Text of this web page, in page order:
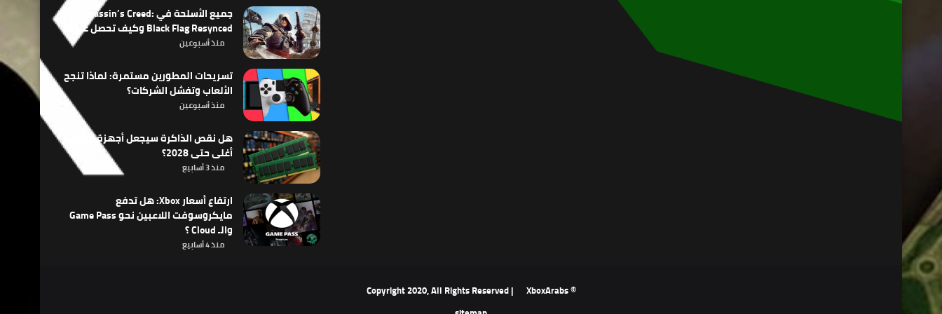
جميع الأسلحة في Assassin’s Creed:
Black Flag Resynced وكيف تحصل عليها
منذ أسبوعين
تسريحات المطورين مستمرة: لماذا تنجح
الألعاب وتفشل الشركات؟
منذ أسبوعين
هل نقص الذاكرة سيجعل أجهزة الألعاب
أغلى حتى 2028؟
منذ 3 أسابيع
ارتفاع أسعار Xbox: هل تدفع
مايكروسوفت اللاعبين نحو Game Pass
والـ Cloud ؟
منذ 4 أسابيع
© Copyright 2020, All Rights Reserved |
XboxArabs